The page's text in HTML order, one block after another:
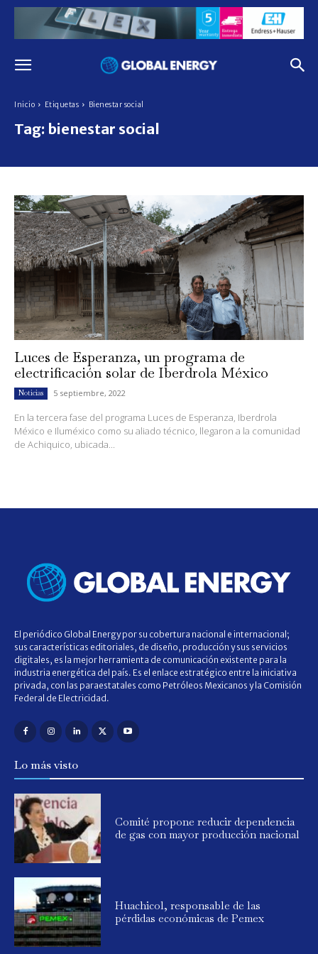
Inicio Etiquetas Bienestar social
Tag: bienestar social
Luces de Esperanza, un programa de
electrificación solar de Iberdrola México
Noticias 5 septiembre, 2022
En la tercera fase del programa Luces de Esperanza, Iberdrola
México e Iluméxico como su aliado técnico, llegaron a la comunidad
de Achiquico, ubicada...
El periódico Global Energy por su cobertura nacional e internacional;
sus características editoriales, de diseño, producción y sus servicios
digitales, es la mejor herramienta de comunicación existente para la
industria energética del país. Es el enlace estratégico entre la iniciativa
privada, con las paraestatales como Petróleos Mexicanos y la Comisión
Federal de Electricidad.
Lo más visto
Comité propone reducir dependencia
de gas con mayor producción nacional
Huachicol, responsable de las
pérdidas económicas de Pemex